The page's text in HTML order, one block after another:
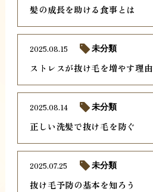
髪の成長を助ける食事とは
ストレスが抜け毛を増やす理由
2025.08.15 未分類
正しい洗髪で抜け毛を防ぐ
2025.08.14 未分類
抜け毛予防の基本を知ろう
2025.07.25 未分類